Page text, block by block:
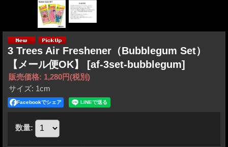
3 Trees Air Freshener（Bubblegum Set）
【メール便OK】
[af-3set-bubblegum]
販売価格: 1,280円(税別)
サイズ: 1cm
Facebookでシェア
数量: